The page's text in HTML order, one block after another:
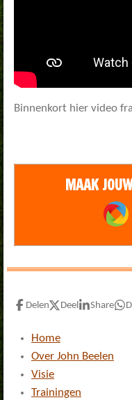
Binnenkort hier video
MAAK
Delen Deel Share
Home
Over John Beelen
Visie
Trainingen